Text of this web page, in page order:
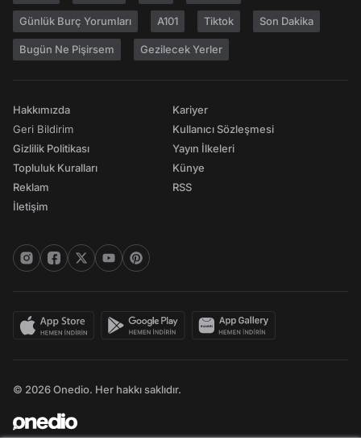
Günlük Burç Yorumları A101 Tiktok Son Dakika
Bugün Ne Pişirsem Gezilecek Yerler
Hakkımızda
Geri Bildirim
Gizlilik Politikası
Topluluk Kuralları
Reklam
İletişim
Kariyer
Kullanıcı Sözleşmesi
Yayın İlkeleri
Künye
RSS
© 2026 Onedio. Her hakkı saklıdır.